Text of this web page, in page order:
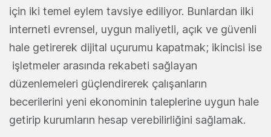
için iki temel eylem tavsiye ediliyor. Bunlardan ilki
interneti evrensel, uygun maliyetli, açık ve güvenli
hale getirerek dijital uçurumu kapatmak; ikincisi ise
işletmeler arasında rekabeti sağlayan
düzenlemeleri güçlendirerek çalışanların
becerilerini yeni ekonominin taleplerine uygun hale
getirip kurumların hesap verebilirliğini sağlamak.